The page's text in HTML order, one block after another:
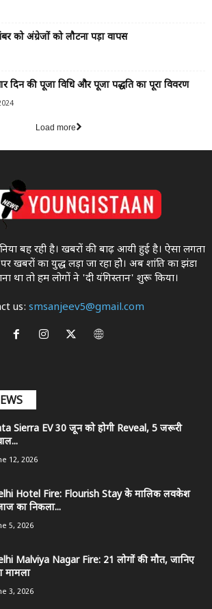
को अंग्रेजों को लौटना पड़ा वापस
दिन की पूजा विधि और पूजा पद्धति का पूरा विवरण
Load more
बह रही है। खबरों की बाढ़ आयी हुई है। ऐसा लगता
खबरों का युद्ध लड़ा जा रहा होे। अब शांति का झंडा
था ताे हम लोगों ने 'दी यंगिस्तान' शुरू किया।
us: smsanjeev5@gmail.com
Sierra EV 30 जून को होगी Reveal, 5 जरूरी
12, 2026
Hotel Fire: Flourish Stay के मालिक लवकेश
का निकला...
5, 2026
Malviya Nagar Fire: 21 लोगों की मौत, जानिए
मामला
3, 2026